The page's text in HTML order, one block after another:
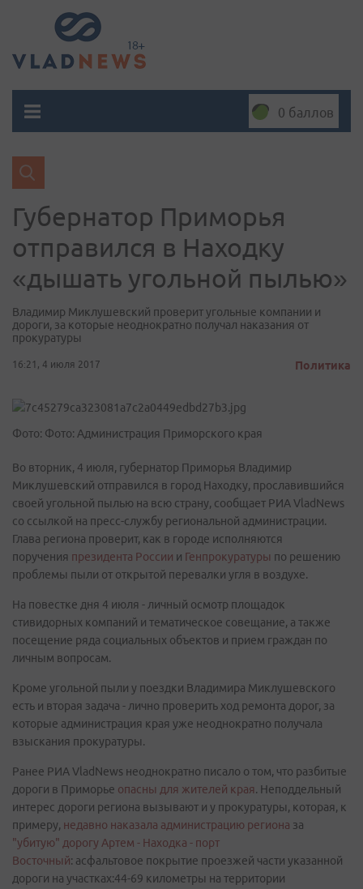
0 баллов
Губернатор Приморья
отправился в Находку
«дышать угольной пылью»
Владимир Миклушевский проверит угольные компании и
дороги, за которые неоднократно получал наказания от
прокуратуры
16:21, 4 июля 2017 Политика
Фото: Фото: Администрация Приморского края
Во вторник, 4 июля, губернатор Приморья Владимир
Миклушевский отправился в город Находку, прославившийся
своей угольной пылью на всю страну, сообщает РИА VladNews
со ссылкой на пресс-службу региональной администрации.
Глава региона проверит, как в городе исполняются
поручения президента России и Генпрокуратуры по решению
проблемы пыли от открытой перевалки угля в воздухе.
На повестке дня 4 июля - личный осмотр площадок
стивидорных компаний и тематическое совещание, а также
посещение ряда социальных объектов и прием граждан по
личным вопросам.
Кроме угольной пыли у поездки Владимира Миклушевского
есть и вторая задача - лично проверить ход ремонта дорог, за
которые администрация края уже неоднократно получала
взыскания прокуратуры.
Ранее РИА VladNews неоднократно писало о том, что разбитые
дороги в Приморье опасны для жителей края. Неподдельный
интерес дороги региона вызывают и у прокуратуры, которая, к
примеру, недавно наказала администрацию региона за
"убитую" дорогу Артем - Находка - порт
Восточный: асфальтовое покрытие проезжей части указанной
дороги на участках:44-69 километры на территории